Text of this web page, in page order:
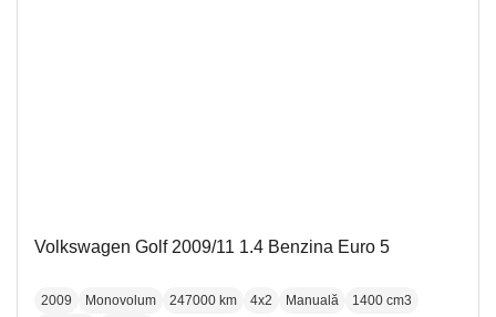
Volkswagen Golf 2009/11 1.4 Benzina Euro 5
2009 Monovolum 247000 km 4x2 Manuală
1400 cm3